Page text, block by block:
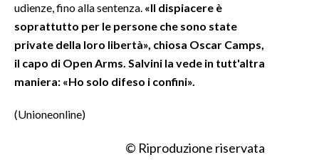
udienze, fino alla sentenza. «Il dispiacere è
soprattutto per le persone che sono state
private della loro libertà», chiosa Oscar Camps,
il capo di Open Arms. Salvini la vede in tutt'altra
maniera: «Ho solo difeso i confini».
(Unioneonline)
© Riproduzione riservata